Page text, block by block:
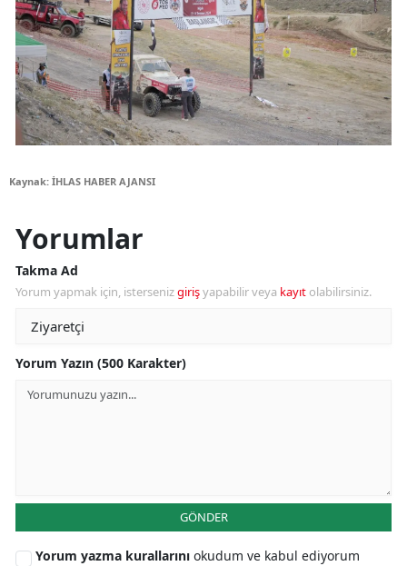
Kaynak: İHLAS HABER AJANSI
Yorumlar
Takma Ad
Yorum yapmak için, istersenizgirişyapabilir veya kayıt olabilirsiniz.
Yorum Yazın (500 Karakter)
GÖNDER
Yorum yazma kurallarını okudum ve kabul ediyorum